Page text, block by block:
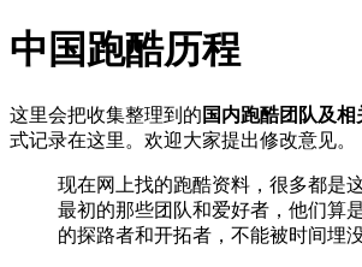
中国跑酷历程
这里会把收集整理到的 国内跑酷团队及相
式记录在这里。欢迎大家提出修改意见。
现在网上找的跑酷资料，很多都是
最初的那些团队和爱好者，他们算
的探路者和开拓者，不能被时间埋没